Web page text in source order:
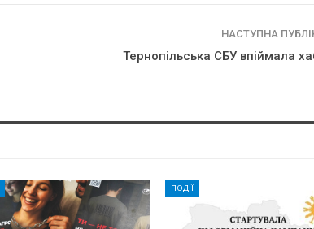
НАСТУПНА
Тернопільська СБУ впіймала
ПОДІЇ